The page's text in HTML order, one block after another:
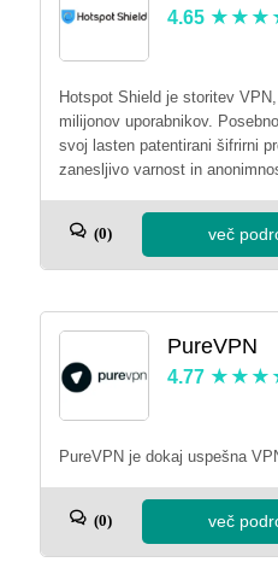
4.65
Hotspot Shield je storitev
milijonov uporabnikov.
svoj lasten patentirani šifrirni
zanesljivo varnost in
(0) več
PureVPN
4.77
PureVPN je dokaj uspešna
(0) več